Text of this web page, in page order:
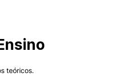
teóricos.